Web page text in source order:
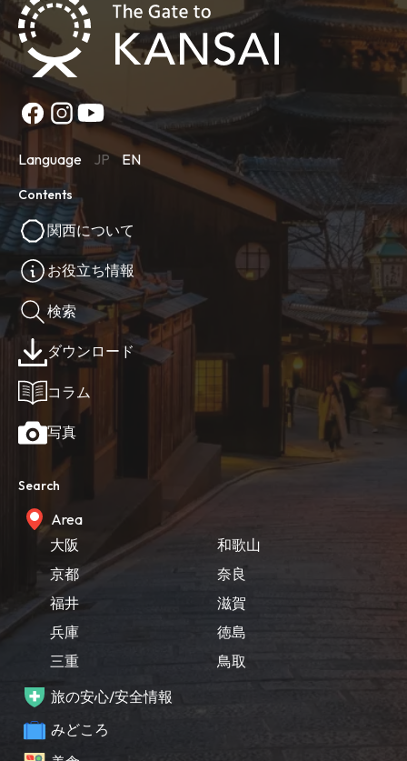
Language JP EN
Contents
関西について
お役立ち情報
検索
ダウンロード
コラム
写真
Search
Area
大阪
京都
福井
兵庫
三重
和歌山
奈良
滋賀
徳島
鳥取
旅の安心/安全情報
みどころ